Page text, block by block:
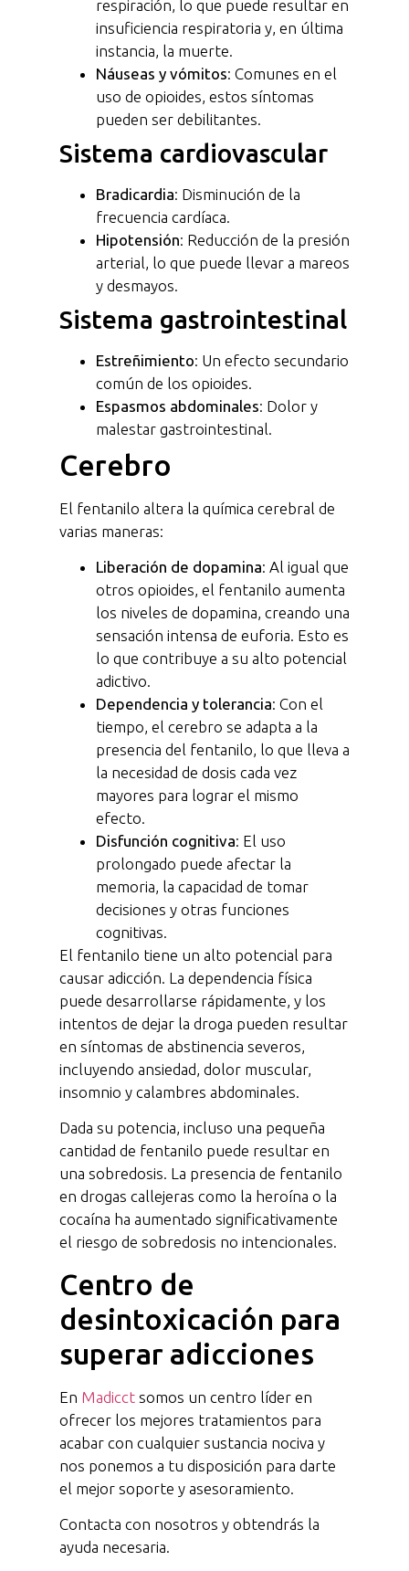
respiración, lo que puede resultar en
insuficiencia respiratoria y, en última
instancia, la muerte.
Náuseas y vómitos: Comunes en el
uso de opioides, estos síntomas
pueden ser debilitantes.
Sistema cardiovascular
Bradicardia: Disminución de la
frecuencia cardíaca.
Hipotensión: Reducción de la presión
arterial, lo que puede llevar a mareos
y desmayos.
Sistema gastrointestinal
Estreñimiento: Un efecto secundario
común de los opioides.
Espasmos abdominales: Dolor y
malestar gastrointestinal.
Cerebro
El fentanilo altera la química cerebral de
varias maneras:
Liberación de dopamina: Al igual que
otros opioides, el fentanilo aumenta
los niveles de dopamina, creando una
sensación intensa de euforia. Esto es
lo que contribuye a su alto potencial
adictivo.
Dependencia y tolerancia: Con el
tiempo, el cerebro se adapta a la
presencia del fentanilo, lo que lleva a
la necesidad de dosis cada vez
mayores para lograr el mismo
efecto.
Disfunción cognitiva: El uso
prolongado puede afectar la
memoria, la capacidad de tomar
decisiones y otras funciones
cognitivas.
El fentanilo tiene un alto potencial para
causar adicción. La dependencia física
puede desarrollarse rápidamente, y los
intentos de dejar la droga pueden resultar
en síntomas de abstinencia severos,
incluyendo ansiedad, dolor muscular,
insomnio y calambres abdominales.
Dada su potencia, incluso una pequeña
cantidad de fentanilo puede resultar en
una sobredosis. La presencia de fentanilo
en drogas callejeras como la heroína o la
cocaína ha aumentado significativamente
el riesgo de sobredosis no intencionales.
Centro de
desintoxicación para
superar adicciones
En Madicct somos un centro líder en
ofrecer los mejores tratamientos para
acabar con cualquier sustancia nociva y
nos ponemos a tu disposición para darte
el mejor soporte y asesoramiento.
Contacta con nosotros y obtendrás la
ayuda necesaria.